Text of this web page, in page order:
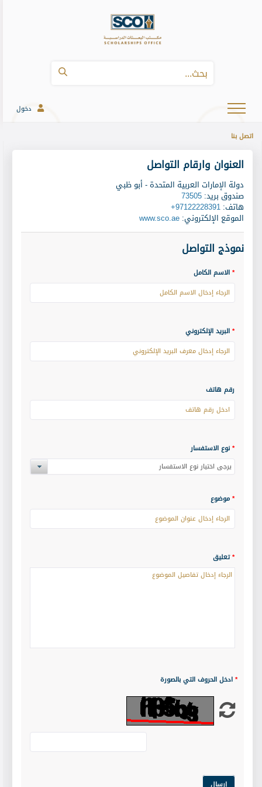
دخول
اتصل بنا
العنوان وارقام التواصل
دولة الإمارات العربية المتحدة - أبو ظبي
صندوق بريد:
73505
هاتف:
+97122228391
الموقع الإلكتروني:
www.sco.ae
نموذج التواصل
الاسم الكامل *
البريد الإلكتروني *
رقم هاتف
نوع الاستفسار *
يرجى اختيار نوع الاستفسار
موضوع *
تعليق *
ادخل الحروف التي بالصورة *